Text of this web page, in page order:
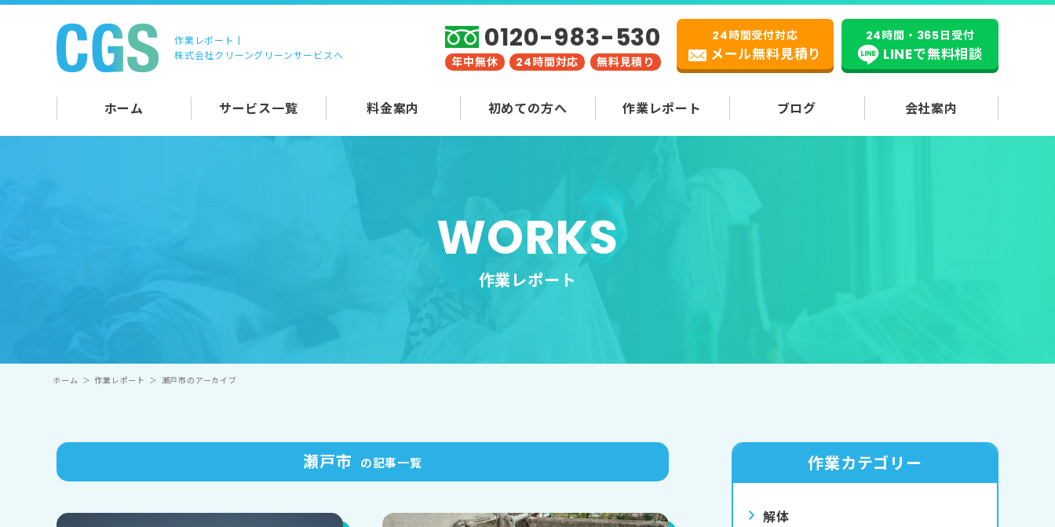
作業レポート |
株式会社クリーングリーンサービスへ
24時間・365日受付
LINEで無料相談
24時間受付対応
メール無料見積り
0120-983-530
年中無休 24時間対応 無料見積り
ホーム サービス一覧 料金案内 初めての方へ 作業レポート ブログ 会社案内
WORKS
作業レポート
ホーム ＞ 作業レポート ＞ 瀬戸市のアーカイブ
瀬戸市 の記事一覧 作業カテゴリー
解体